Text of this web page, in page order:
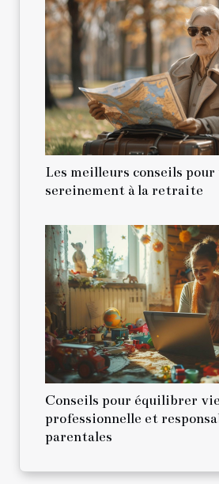
Les meilleurs conseils pour
sereinement à la retraite
Conseils pour équilibrer vie
professionnelle et
parentales